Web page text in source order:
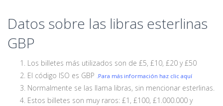
Datos sobre las libras esterlinas
GBP
Los billetes más utilizados son de £5, £10, £20 y £50
El código ISO es GBP .Para más información haz clic aquí
Normalmente se las llama libras, sin mencionar esterlinas.
Estos billetes son muy raros: £1, £100, £1.000.000 y